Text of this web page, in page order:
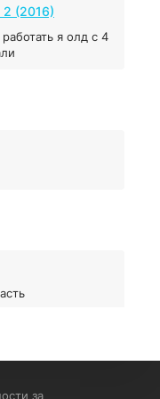
2 (2016)
я олд с 4
за